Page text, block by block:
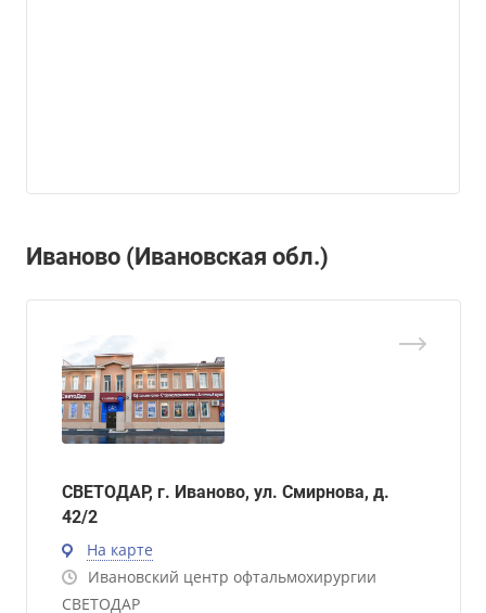
Иваново (Ивановская обл.)
СВЕТОДАР, г. Иваново, ул. Смирнова, д.
42/2
На карте
Ивановский центр офтальмохирургии
СВЕТОДАР